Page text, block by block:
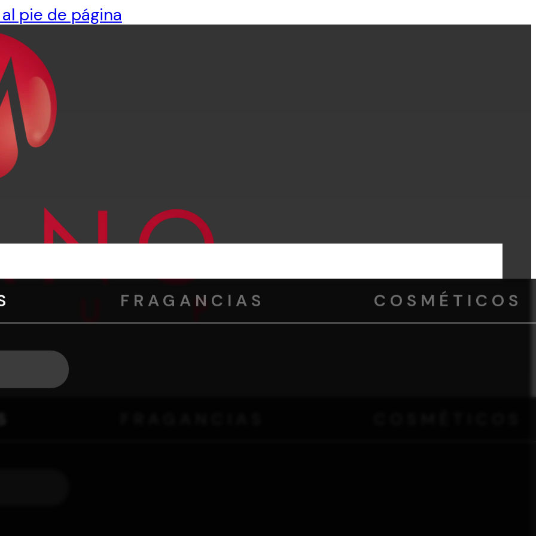
pie de página
FRAGANCIAS COSMÉTICOS